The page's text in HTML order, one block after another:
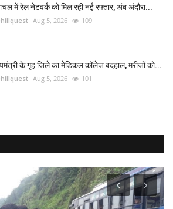
में रेल नेटवर्क को मिल रही नई रफ्तार, अंब अंदौरा...
Aug 5, 2026 109
के गृह जिले का मेडिकल कॉलेज बदहाल, मरीजों को...
Aug 5, 2026 101